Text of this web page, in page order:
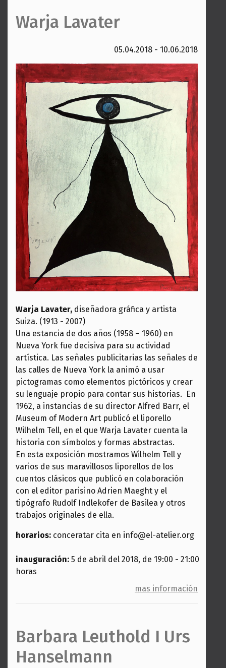
Warja Lavater
05.04.2018 - 10.06.2018
Warja Lavater, diseñadora gráfica y artista
Suiza. (1913 - 2007)
Una estancia de dos años (1958 – 1960) en
Nueva York fue decisiva para su actividad
artística. Las señales publicitarias las señales de
las calles de Nueva York la animó a usar
pictogramas como elementos pictóricos y crear
su lenguaje propio para contar sus historias. En
1962, a instancias de su director Alfred Barr, el
Museum of Modern Art publicó el liporello
Wilhelm Tell, en el que Warja Lavater cuenta la
historia con símbolos y formas abstractas.
En esta exposición mostramos Wilhelm Tell y
varios de sus maravillosos liporellos de los
cuentos clásicos que publicó en colaboración
con el editor parisino Adrien Maeght y el
tipógrafo Rudolf Indlekofer de Basilea y otros
trabajos originales de ella.
horarios: conceratar cita en info@el-atelier.org
inauguración: 5 de abril del 2018, de 19:00 - 21:00
horas
mas información
Barbara Leuthold I Urs
Hanselmann